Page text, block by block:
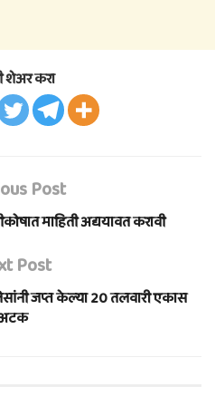
शेअर करा
Post
माहिती अद्ययावत करावी
Post
जप्त केल्या 20 तलवारी एकास